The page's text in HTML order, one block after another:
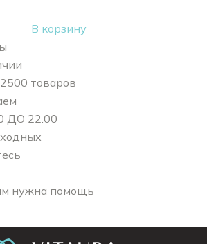
В корзину
товаров
ДО 22.00
нужна помощь